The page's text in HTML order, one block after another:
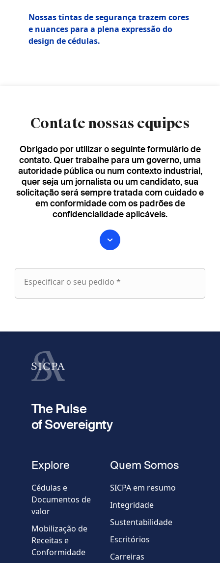
Nossas tintas de segurança trazem cores
e nuances para a plena expressão do
design de cédulas.
Contate nossas equipes
Obrigado por utilizar o seguinte formulário de
contato. Quer trabalhe para um governo, uma
autoridade pública ou num contexto industrial,
quer seja um jornalista ou um candidato, sua
solicitação será sempre tratada com cuidado e
em conformidade com os padrões de
confidencialidade aplicáveis.
Especificar o seu pedido *
Especificar
Apelido
fieldset
Country
Mensagem
The Pulse
of Sovereignty
Explore
Cédulas e
Documentos de
valor
Mobilização de
Receitas e
Conformidade
Quem Somos
SICPA em resumo
Integridade
Sustentabilidade
Escritórios
Carreiras